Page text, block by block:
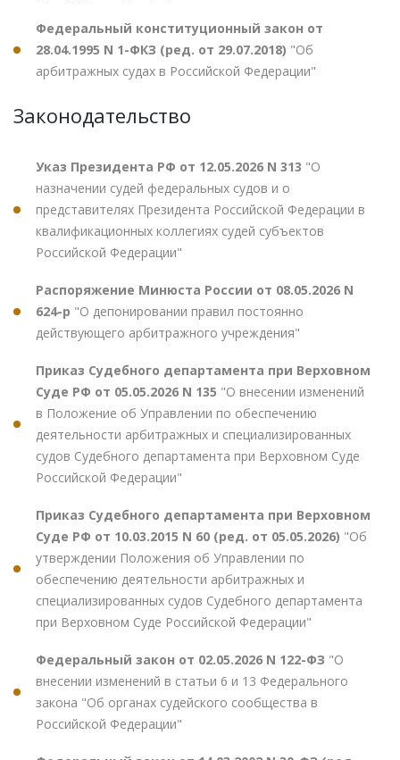
Федеральный конституционный закон от
28.04.1995 N 1-ФКЗ (ред. от 29.07.2018) "Об
арбитражных судах в Российской Федерации"
Законодательство
Указ Президента РФ от 12.05.2026 N 313 "О
назначении судей федеральных судов и о
представителях Президента Российской Федерации в
квалификационных коллегиях судей субъектов
Российской Федерации"
Распоряжение Минюста России от 08.05.2026 N
624-р "О депонировании правил постоянно
действующего арбитражного учреждения"
Приказ Судебного департамента при Верховном
Суде РФ от 05.05.2026 N 135 "О внесении изменений
в Положение об Управлении по обеспечению
деятельности арбитражных и специализированных
судов Судебного департамента при Верховном Суде
Российской Федерации"
Приказ Судебного департамента при Верховном
Суде РФ от 10.03.2015 N 60 (ред. от 05.05.2026) "Об
утверждении Положения об Управлении по
обеспечению деятельности арбитражных и
специализированных судов Судебного департамента
при Верховном Суде Российской Федерации"
Федеральный закон от 02.05.2026 N 122-ФЗ "О
внесении изменений в статьи 6 и 13 Федерального
закона "Об органах судейского сообщества в
Российской Федерации"